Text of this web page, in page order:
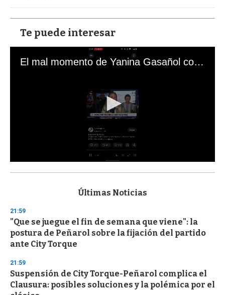
Te puede interesar
El mal momento de Yanina Gasañol con un hincha argentino en "Subrayado"
s
d
s
o
f
3
s
e
c
o
Últimas Noticias
21:59
"Que se juegue el fin de semana que viene": la
postura de Peñarol sobre la fijación del partido
ante City Torque
21:59
Suspensión de City Torque-Peñarol complica el
Clausura: posibles soluciones y la polémica por el